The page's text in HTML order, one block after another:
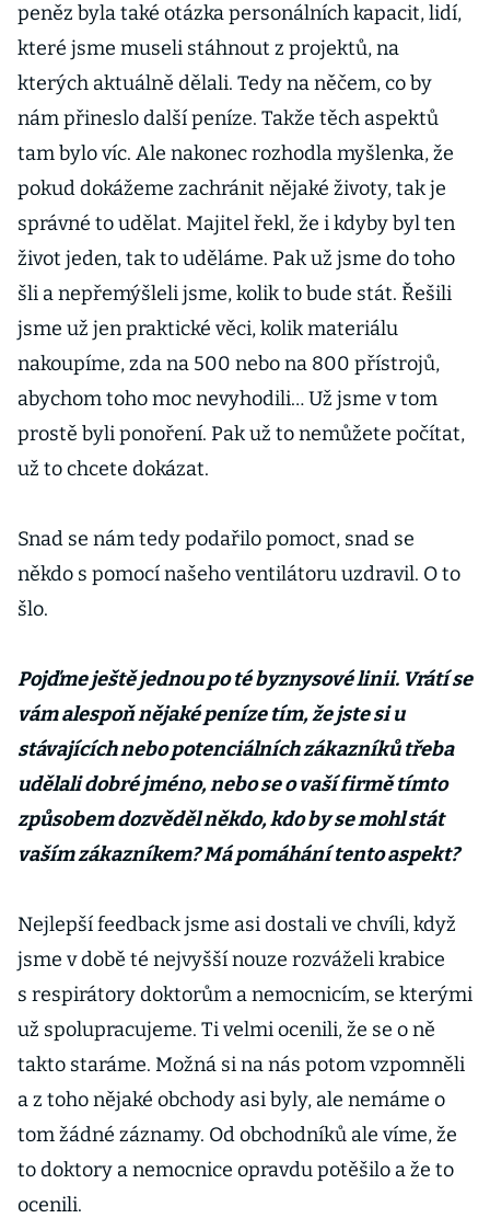
peněz byla také otázka personálních kapacit, lidí,
které jsme museli stáhnout z projektů, na
kterých aktuálně dělali. Tedy na něčem, co by
nám přineslo další peníze. Takže těch aspektů
tam bylo víc. Ale nakonec rozhodla myšlenka, že
pokud dokážeme zachránit nějaké životy, tak je
správné to udělat. Majitel řekl, že i kdyby byl ten
život jeden, tak to uděláme. Pak už jsme do toho
šli a nepřemýšleli jsme, kolik to bude stát. Řešili
jsme už jen praktické věci, kolik materiálu
nakoupíme, zda na 500 nebo na 800 přístrojů,
abychom toho moc nevyhodili… Už jsme v tom
prostě byli ponoření. Pak už to nemůžete počítat,
už to chcete dokázat.
Snad se nám tedy podařilo pomoct, snad se
někdo s pomocí našeho ventilátoru uzdravil. O to
šlo.
Pojďme ještě jednou po té byznysové linii. Vrátí se
vám alespoň nějaké peníze tím, že jste si u
stávajících nebo potenciálních zákazníků třeba
udělali dobré jméno, nebo se o vaší firmě tímto
způsobem dozvěděl někdo, kdo by se mohl stát
vaším zákazníkem? Má pomáhání tento aspekt?
Nejlepší feedback jsme asi dostali ve chvíli, když
jsme v době té nejvyšší nouze rozváželi krabice
s respirátory doktorům a nemocnicím, se kterými
už spolupracujeme. Ti velmi ocenili, že se o ně
takto staráme. Možná si na nás potom vzpomněli
a z toho nějaké obchody asi byly, ale nemáme o
tom žádné záznamy. Od obchodníků ale víme, že
to doktory a nemocnice opravdu potěšilo a že to
ocenili.